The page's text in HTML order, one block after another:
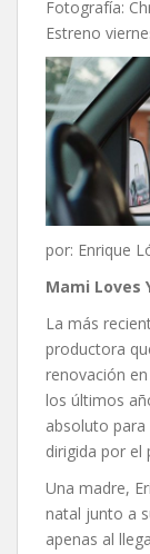
Fotografía:
Estreno
por: Enrique
Mami Loves
La más
productora
renovación
los últimos
absoluto para
dirigida por el
Una madre,
natal junto a
apenas al